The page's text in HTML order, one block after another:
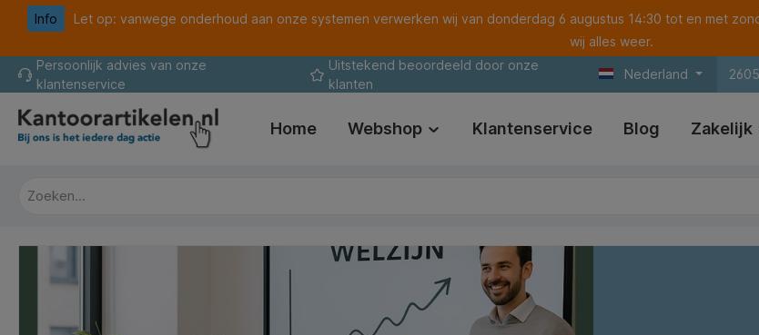
Ga naar de hoofdnavigatie
Info
Let op: vanwege onderhoud aan onze systemen verwerken wij van donderdag 6 augustus 14:30 tot en met
wij alles weer.
Persoonlijk advies van onze
klantenservice
Uitstekend beoordeeld door onze
klanten
Nederland 2605
Home Webshop Klantenservice Blog Zakelijk